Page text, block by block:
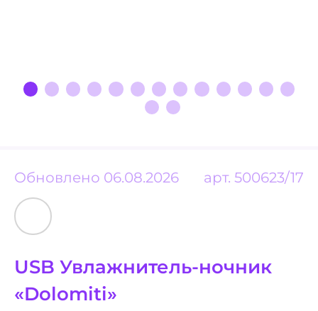
Обновлено 06.08.2026 арт. 500623/17
USB Увлажнитель-ночник
«Dolomiti»